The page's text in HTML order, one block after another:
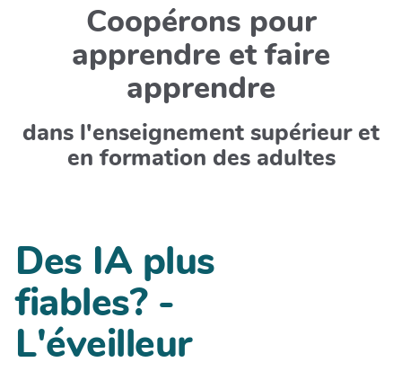
Coopérons pour
apprendre et faire
apprendre
dans l'enseignement supérieur et
en formation des adultes
Des IA plus
fiables? -
L'éveilleur